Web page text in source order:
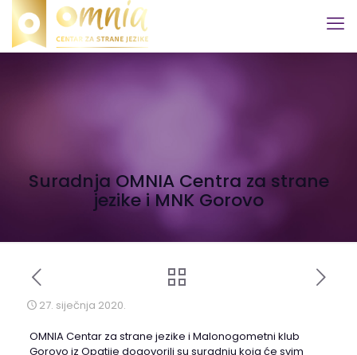
Suradnja OMNIA Centra za strane
jezike i MNK Gorovo
27. siječnja 2020.
OMNIA Centar za strane jezike i Malonogometni klub
Gorovo iz Opatije dogovorili su suradnju koja će svim